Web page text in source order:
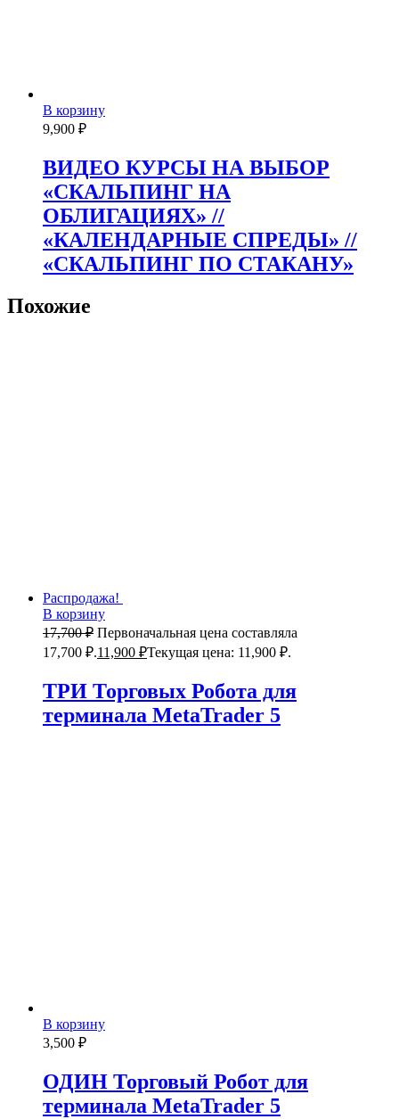
В корзину
9,900 ₽
ВИДЕО КУРСЫ НА ВЫБОР
«СКАЛЬПИНГ НА
ОБЛИГАЦИЯХ» //
«КАЛЕНДАРНЫЕ СПРЕДЫ» //
«СКАЛЬПИНГ ПО СТАКАНУ»
Похожие
Распродажа!
В корзину
17,700₽ Первоначальная цена составляла
17,700 ₽.11,900 ₽Текущая цена: 11,900 ₽.
ТРИ Торговых Робота для
терминала MetaTrader 5
В корзину
3,500 ₽
ОДИН Торговый Робот для
терминала MetaTrader 5